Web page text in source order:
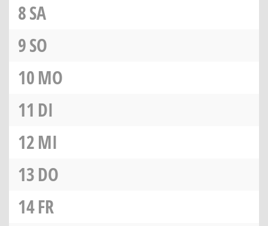
8SA
9SO
10MO
11 DI
12MI
13DO
14FR